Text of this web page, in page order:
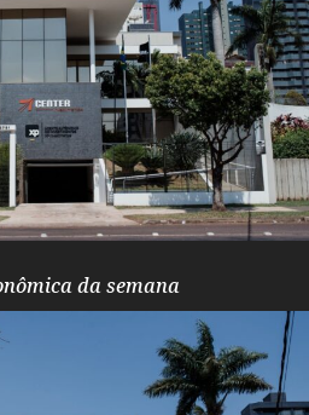
da semana